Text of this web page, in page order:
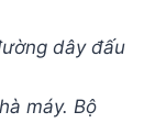
dây đấu
máy. Bộ